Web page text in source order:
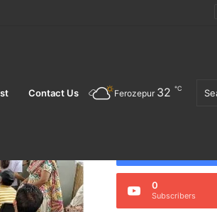
ਪ੍ਰੋਗਰਾਮ ਦਾ ਆਯੋਜਨ
Contact Us Ferozepur 32 ℃
Follow Us
0
Subscribers